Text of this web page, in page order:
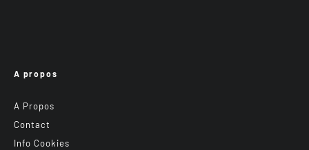
A propos
A Propos
Contact
Info Cookies